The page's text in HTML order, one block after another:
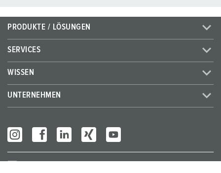
PRODUKTE / LÖSUNGEN
SERVICES
WISSEN
UNTERNEHMEN